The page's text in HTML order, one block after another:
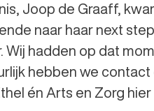
Joop de Graaff,
naar haar next
Wij hadden op dat
hebben we
én Arts en Zorg